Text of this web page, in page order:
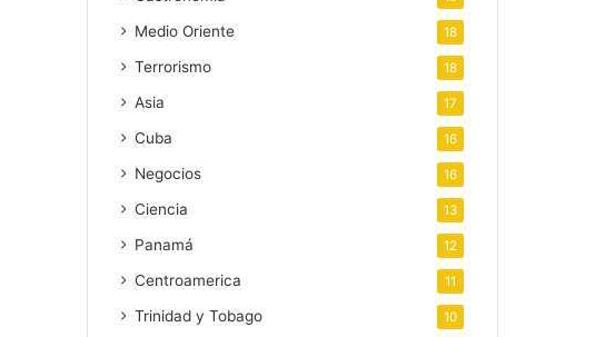
Medio Oriente 18
Terrorismo 18
Asia 17
Cuba 16
Negocios 16
Ciencia 13
Panamá 12
Centroamerica 11
Trinidad y Tobago 10